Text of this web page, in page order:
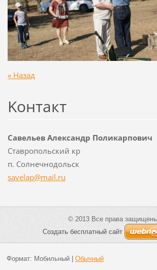
« Назад
Koнтакт
Савельев Александр Поликарпович
Ставропольский кр
п. Солнечнодольск
savelap@mail.ru
© 2013 Все права
Создать бесплатный сайт
Формат: Мобильный| Обычный